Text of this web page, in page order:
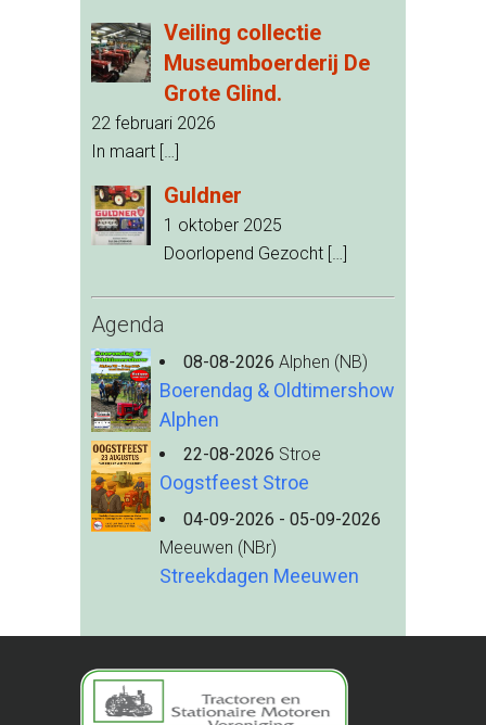
Veiling collectie
Museumboerderij De
Grote Glind.
22 februari 2026
In maart […]
Guldner
1 oktober 2025
Doorlopend Gezocht […]
Agenda
08-08-2026 Alphen (NB)
Boerendag & Oldtimershow
Alphen
22-08-2026 Stroe
Oogstfeest Stroe
04-09-2026 - 05-09-2026
Meeuwen (NBr)
Streekdagen Meeuwen